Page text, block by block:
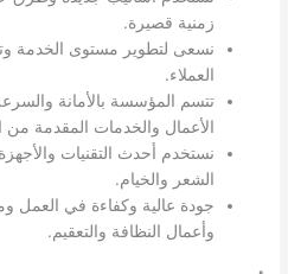
زمنية قصيرة.
نسعى لتطوير مستوى الخدمة
العملاء.
تتسم المؤسسة بالأمانة
الأعمال والخدمات المقدمة من
نستخدم أحدث التقنيات
الشعر والخيام.
جودة عالية وكفاءة في العمل
وأعمال النظافة والتعقيم.